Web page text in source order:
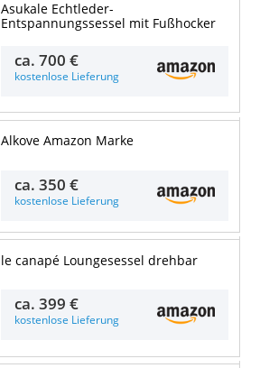
Asukale Echtleder-
Entspannungssessel mit Fußhocker
ca.700 €
kostenlose Lieferung
Alkove Amazon Marke
ca.350 €
kostenlose Lieferung
le canapé Loungesessel drehbar
ca.399 €
kostenlose Lieferung